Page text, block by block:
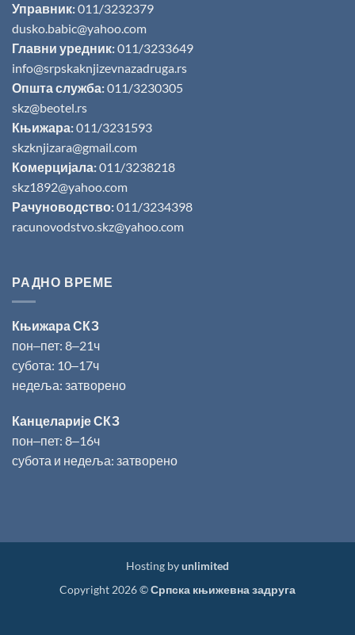
Управник:011/3232379
dusko.babic@yahoo.com
Главни уредник:011/3233649
info@srpskaknjizevnazadruga.rs
Општа служба:011/3230305
skz@beotel.rs
Књижара:011/3231593
skzknjizara@gmail.com
Комерцијала:011/3238218
skz1892@yahoo.com
Рачуноводство:011/3234398
racunovodstvo.skz@yahoo.com
РАДНО ВРЕМЕ
Књижара СКЗ
пон‒пет: 8‒21ч
субота: 10‒17ч
недеља: затворено
Канцеларије СКЗ
пон‒пет: 8‒16ч
субота и недеља: затворено
Hosting byunlimited
Copyright 2026 ©Српска књижевна задруга